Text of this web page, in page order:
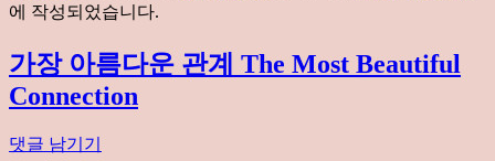
에 작성되었습니다.
가장 아름다운 관계 The Most Beautiful
Connection
댓글 남기기